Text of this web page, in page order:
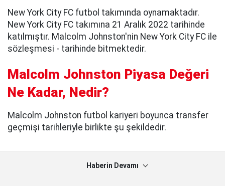
New York City FC futbol takımında oynamaktadır.
New York City FC takımına 21 Aralık 2022 tarihinde
katılmıştır. Malcolm Johnston'nin New York City FC ile
sözleşmesi - tarihinde bitmektedir.
Malcolm Johnston Piyasa Değeri
Ne Kadar, Nedir?
Malcolm Johnston futbol kariyeri boyunca transfer
geçmişi tarihleriyle birlikte şu şekildedir.
Haberin Devamı